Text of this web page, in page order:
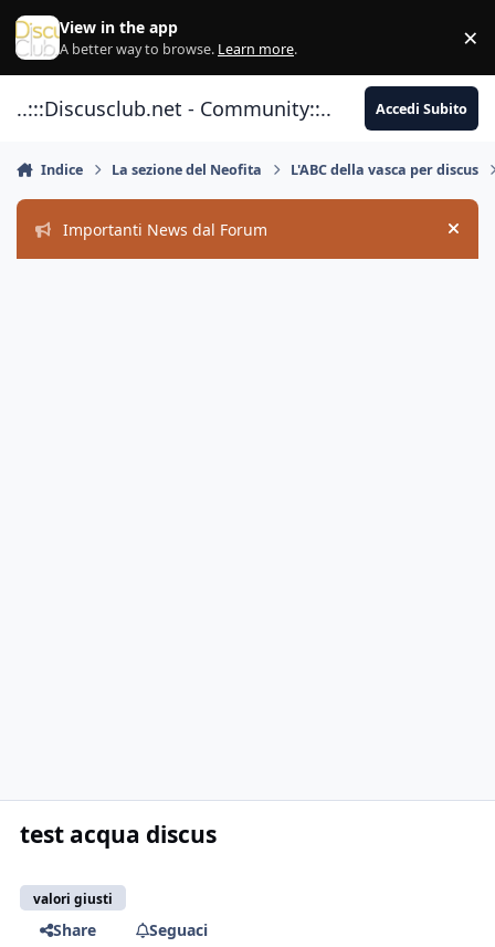
Vai al contenuto
View in the app
A better way to browse. Learn more. ×
..:::Discusclub.net - Community::.. Accedi Subito
Indice La sezione del Neofita L'ABC della vasca per discus
Importanti News dal Forum Hide
test acqua discus
valori giusti
Share
Seguaci